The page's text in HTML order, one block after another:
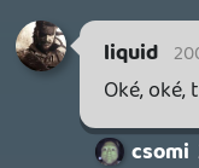
Tom Alien
Lehet hogy én
hírt, de nekem